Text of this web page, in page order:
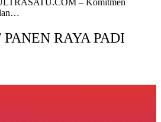
– Komitmen
RAYA PADI